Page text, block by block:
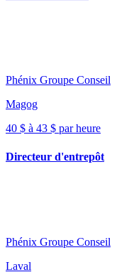
Phénix Groupe Conseil
Magog
40 $ à 43 $ par heure
Directeur d'entrepôt
Phénix Groupe Conseil
Laval